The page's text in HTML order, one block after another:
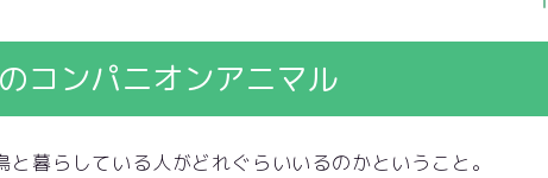
コンパニオンアニマル
暮らしている人がどれぐらいいるのかということ。